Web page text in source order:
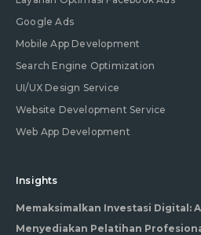
Google Ads
Mobile App Development
Search Engine Optimization
UI/UX Design Service
Website Development Service
Web App Development
Insights
Memaksimalkan Investasi Digital:
Menyediakan Pelatihan